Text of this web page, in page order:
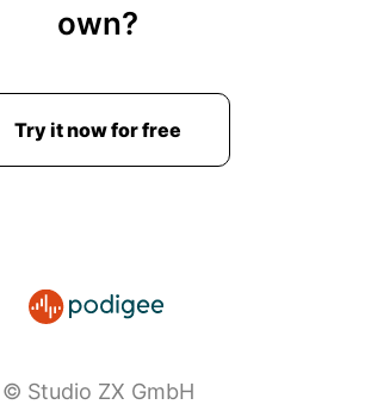
own?
Try it now for free
© Studio ZX GmbH